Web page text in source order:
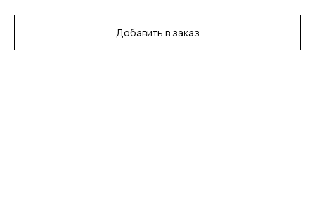
Добавить в заказ